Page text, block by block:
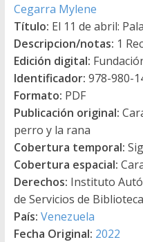
Cegarra Mylene
Título: El 11 de abril:
Descripcion/notas: 1
Edición digital:
Identificador: 978-980-
Formato: PDF
Publicación original:
perro y la rana
Cobertura temporal:
Cobertura espacial:
Derechos: Instituto
de Servicios de
País: Venezuela
Fecha Original: 2022